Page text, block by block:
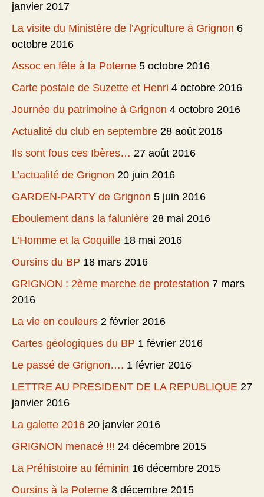
janvier 2017
La visite du Ministère de l’Agriculture à Grignon 6
octobre 2016
Assoc en fête à la Poterne 5 octobre 2016
Carte postale de Suzette et Henri 4 octobre 2016
Journée du patrimoine à Grignon 4 octobre 2016
Actualité du club en septembre 28 août 2016
Ils sont fous ces Ibères… 27 août 2016
L’actualité de Grignon 20 juin 2016
GARDEN-PARTY de Grignon 5 juin 2016
Eboulement dans la falunière 28 mai 2016
L’Homme et la Coquille 18 mai 2016
Oursins du BP 18 mars 2016
GRIGNON : 2ème marche de protestation 7 mars
2016
La vie en couleurs 2 février 2016
Cartes géologiques du BP 1 février 2016
Le passé de Grignon…. 1 février 2016
LETTRE AU PRESIDENT DE LA REPUBLIQUE 27
janvier 2016
La galette 2016 20 janvier 2016
GRIGNON menacé !!! 24 décembre 2015
La Préhistoire au féminin 16 décembre 2015
Oursins à la Poterne 8 décembre 2015